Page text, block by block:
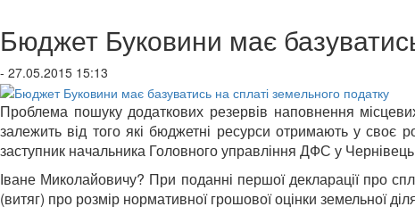
Бюджет Буковини має
- 27.05.2015 15:13
Проблема пошуку додаткових резервів наповнення
залежить від того які бюджетні ресурси отримають у
заступник начальника Головного управління ДФС у
Іване Миколайовичу? При поданні першої декларації про
(витяг) про розмір нормативної грошової оцінки земельної